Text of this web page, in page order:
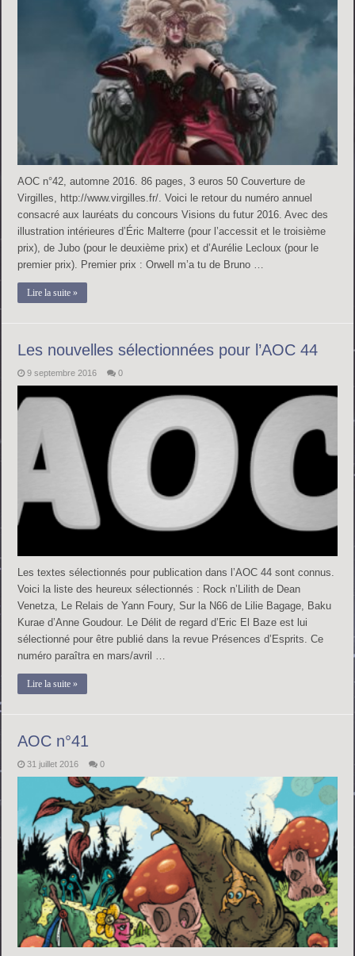
AOC n°42, automne 2016. 86 pages, 3 euros 50 Couverture de
Virgilles, http://www.virgilles.fr/. Voici le retour du numéro annuel
consacré aux lauréats du concours Visions du futur 2016. Avec des
illustration intérieures d’Éric Malterre (pour l’accessit et le troisième
prix), de Jubo (pour le deuxième prix) et d’Aurélie Lecloux (pour le
premier prix). Premier prix : Orwell m’a tu de Bruno …
Lire la suite »
Les nouvelles sélectionnées pour l’AOC 44
9 septembre 2016 0
Les textes sélectionnés pour publication dans l’AOC 44 sont connus.
Voici la liste des heureux sélectionnés : Rock n’Lilith de Dean
Venetza, Le Relais de Yann Foury, Sur la N66 de Lilie Bagage, Baku
Kurae d’Anne Goudour. Le Délit de regard d’Eric El Baze est lui
sélectionné pour être publié dans la revue Présences d’Esprits. Ce
numéro paraîtra en mars/avril …
Lire la suite »
AOC n°41
31 juillet 2016 0